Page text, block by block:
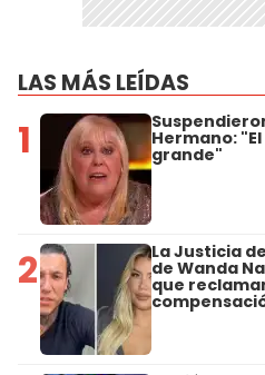
LAS MÁS LEÍDAS
1 Hermano:
grande"
2 La Justicia
de Wanda
que